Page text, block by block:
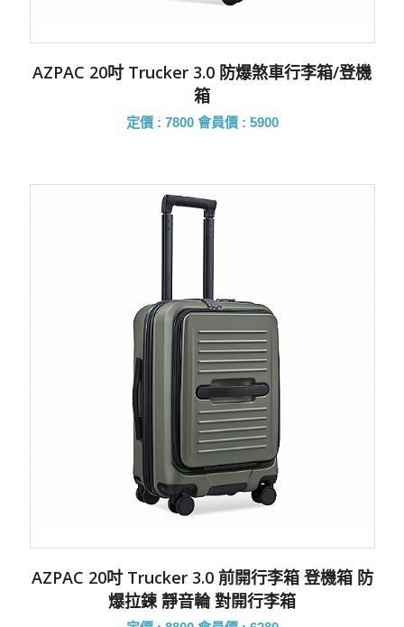
AZPAC 20吋 Trucker 3.0 防爆煞車行李箱/登機
箱
定價 : 7800 會員價 : 5900
AZPAC 20吋 Trucker 3.0 前開行李箱 登機箱 防
爆拉鍊 靜音輪 對開行李箱